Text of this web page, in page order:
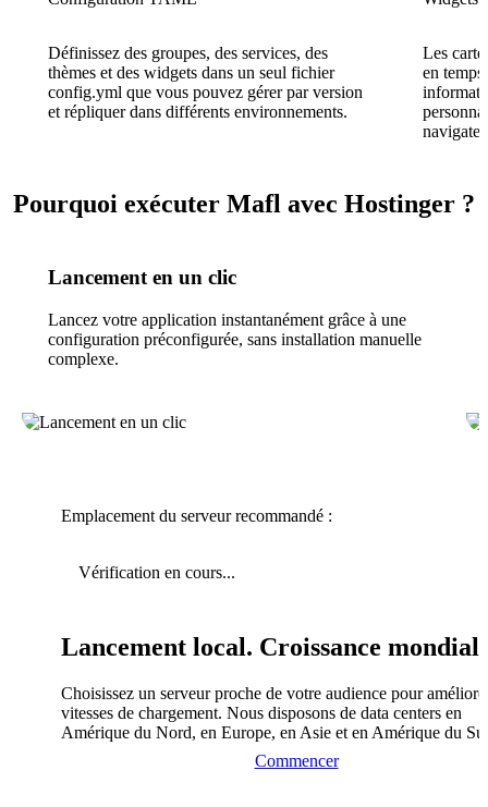
Définissez des groupes, des services, des
thèmes et des widgets dans un seul fichier
config.yml que vous pouvez gérer par version
et répliquer dans différents environnements.
Les
en
Pourquoi exécuter Mafl avec Hostinger ?
Lancement en un clic
Lancez votre application instantanément grâce à une
configuration préconfigurée, sans installation manuelle
complexe.
Emplacement du serveur recommandé :
Vérification en cours...
Lancement local. Croissance
Choisissez un serveur proche de votre audience pour
vitesses de chargement. Nous disposons de data centers en
Amérique du Nord, en Europe, en Asie et en Amérique du
Commencer